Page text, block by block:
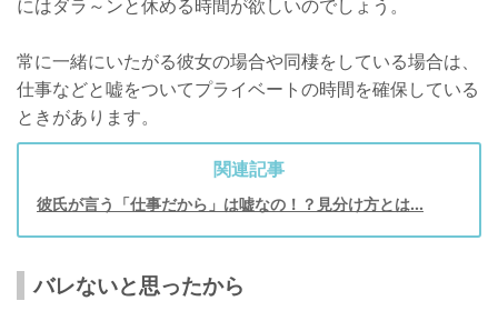
にはダラ～ンと休める時間が欲しいのでしょう。
常に一緒にいたがる彼女の場合や同棲をしている場合は、
仕事などと嘘をついてプライベートの時間を確保している
ときがあります。
関連記事
彼氏が言う「仕事だから」は嘘なの！？見分け方とは…
バレないと思ったから